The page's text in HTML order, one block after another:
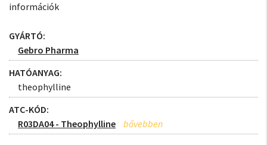
információk
GYÁRTÓ:
Gebro Pharma
HATÓANYAG:
theophylline
ATC-KÓD:
R03DA04 - Theophylline